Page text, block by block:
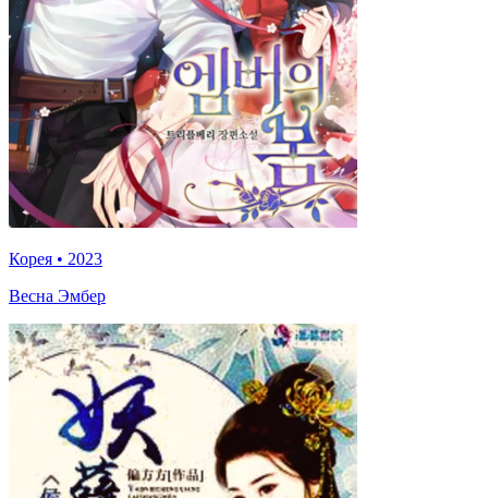
Корея • 2023
Весна Эмбер